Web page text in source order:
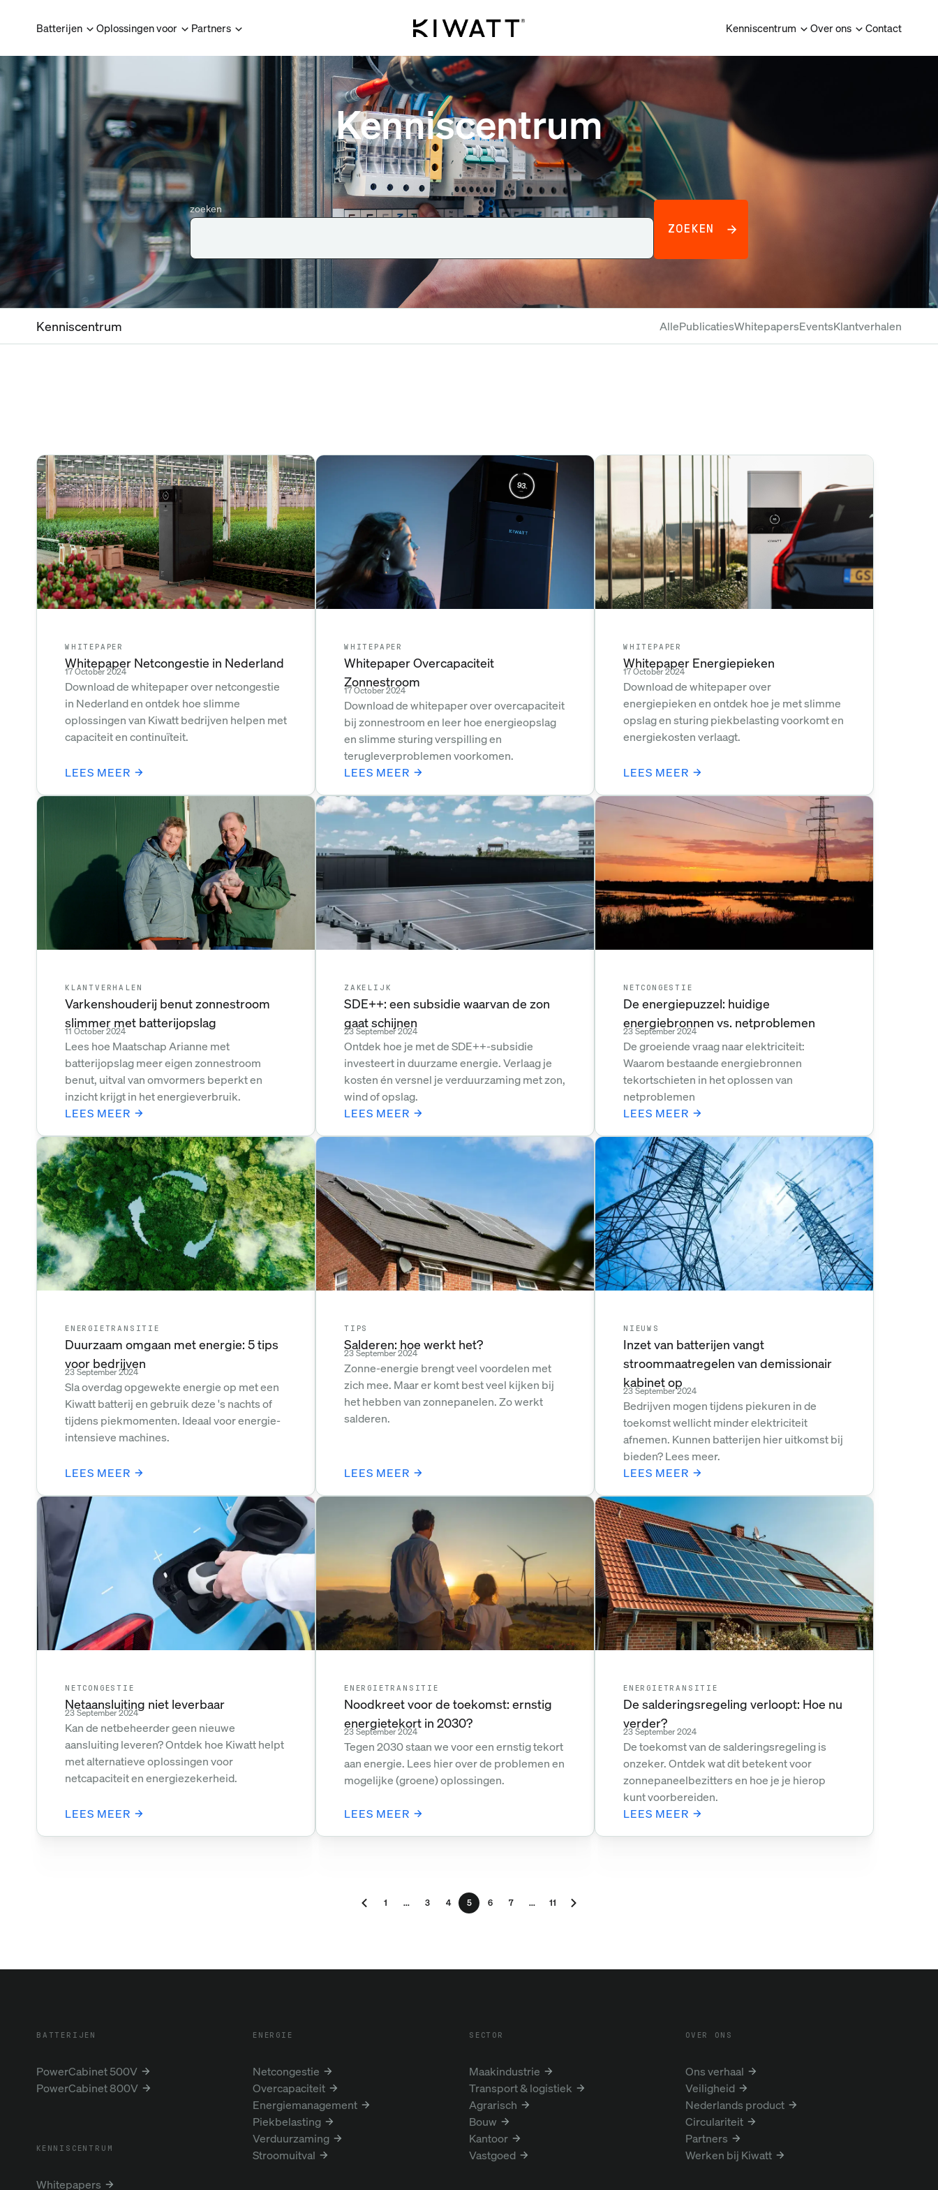
Batterijen Oplossingen voor Partners Kenniscentrum Over ons Contact
Kenniscentrum
zoeken
ZOEKEN
Kenniscentrum AllePublicatiesWhitepapersEventsKlantverhalen
WHITEPAPER
Whitepaper Netcongestie in Nederland
17 October 2024
Download de whitepaper over netcongestie
in Nederland en ontdek hoe slimme
oplossingen van Kiwatt bedrijven helpen met
capaciteit en continuïteit.
LEES MEER
WHITEPAPER
Whitepaper Overcapaciteit
Zonnestroom
17 October 2024
Download de whitepaper over overcapaciteit
bij zonnestroom en leer hoe energieopslag
en slimme sturing verspilling en
terugleverproblemen voorkomen.
LEES MEER
WHITEPAPER
Whitepaper Energiepieken
17 October 2024
Download de whitepaper over
energiepieken en ontdek hoe je met slimme
opslag en sturing piekbelasting voorkomt en
energiekosten verlaagt.
LEES MEER
KLANTVERHALEN
Varkenshouderij benut zonnestroom
slimmer met batterijopslag
11 October 2024
Lees hoe Maatschap Arianne met
batterijopslag meer eigen zonnestroom
benut, uitval van omvormers beperkt en
inzicht krijgt in het energieverbruik.
LEES MEER
ZAKELIJK
SDE++: een subsidie waarvan de zon
gaat schijnen
23 September 2024
Ontdek hoe je met de SDE++-subsidie
investeert in duurzame energie. Verlaag je
kosten én versnel je verduurzaming met zon,
wind of opslag.
LEES MEER
NETCONGESTIE
De energiepuzzel: huidige
energiebronnen vs. netproblemen
23 September 2024
De groeiende vraag naar elektriciteit:
Waarom bestaande energiebronnen
tekortschieten in het oplossen van
netproblemen
LEES MEER
ENERGIETRANSITIE
Duurzaam omgaan met energie: 5 tips
voor bedrijven
23 September 2024
Sla overdag opgewekte energie op met een
Kiwatt batterij en gebruik deze 's nachts of
tijdens piekmomenten. Ideaal voor energie-
intensieve machines.
LEES MEER
TIPS
Salderen: hoe werkt het?
23 September 2024
Zonne-energie brengt veel voordelen met
zich mee. Maar er komt best veel kijken bij
het hebben van zonnepanelen. Zo werkt
salderen.
LEES MEER
NIEUWS
Inzet van batterijen vangt
stroommaatregelen van demissionair
kabinet op
23 September 2024
Bedrijven mogen tijdens piekuren in de
toekomst wellicht minder elektriciteit
afnemen. Kunnen batterijen hier uitkomst bij
bieden? Lees meer.
LEES MEER
NETCONGESTIE
Netaansluiting niet leverbaar
23 September 2024
Kan de netbeheerder geen nieuwe
aansluiting leveren? Ontdek hoe Kiwatt helpt
met alternatieve oplossingen voor
netcapaciteit en energiezekerheid.
LEES MEER
ENERGIETRANSITIE
Noodkreet voor de toekomst: ernstig
energietekort in 2030?
23 September 2024
Tegen 2030 staan we voor een ernstig tekort
aan energie. Lees hier over de problemen en
mogelijke (groene) oplossingen.
LEES MEER
ENERGIETRANSITIE
De salderingsregeling verloopt: Hoe nu
verder?
23 September 2024
De toekomst van de salderingsregeling is
onzeker. Ontdek wat dit betekent voor
zonnepaneelbezitters en hoe je je hierop
kunt voorbereiden.
LEES MEER
1 ... 3 4 5 6 7 ... 11
BATTERIJEN
PowerCabinet 500V
PowerCabinet 800V
ENERGIE
Netcongestie
Overcapaciteit
Energiemanagement
Piekbelasting
Verduurzaming
Stroomuitval
SECTOR
Maakindustrie
Transport & logistiek
Agrarisch
Bouw
Kantoor
Vastgoed
OVER ONS
Ons verhaal
Veiligheid
Nederlands product
Circulariteit
Partners
Werken bij Kiwatt
KENNISCENTRUM
Whitepapers